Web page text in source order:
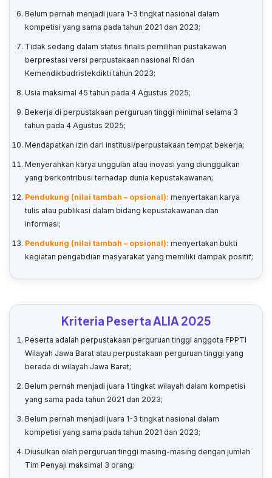
Belum pernah menjadi juara 1-3 tingkat nasional dalam
kompetisi yang sama pada tahun 2021 dan 2023;
Tidak sedang dalam status finalis pemilihan pustakawan
berprestasi versi perpustakaan nasional RI dan
Kemendikbudristekdikti tahun 2023;
Usia maksimal 45 tahun pada 4 Agustus 2025;
Bekerja di perpustakaan perguruan tinggi minimal selama 3
tahun pada 4 Agustus 2025;
Mendapatkan izin dari institusi/perpustakaan tempat bekerja;
Menyerahkan karya unggulan atau inovasi yang diunggulkan
yang berkontribusi terhadap dunia kepustakawanan;
Pendukung (nilai tambah – opsional): menyertakan karya
tulis atau publikasi dalam bidang kepustakawanan dan
informasi;
Pendukung (nilai tambah – opsional): menyertakan bukti
kegiatan pengabdian masyarakat yang memiliki dampak positif;
Kriteria Peserta ALIA 2025
Peserta adalah perpustakaan perguruan tinggi anggota FPPTI
Wilayah Jawa Barat atau perpustakaan perguruan tinggi yang
berada di wilayah Jawa Barat;
Belum pernah menjadi juara 1 tingkat wilayah dalam kompetisi
yang sama pada tahun 2021 dan 2023;
Belum pernah menjadi juara 1-3 tingkat nasional dalam
kompetisi yang sama pada tahun 2021 dan 2023;
Diusulkan oleh perguruan tinggi masing-masing dengan jumlah
Tim Penyaji maksimal 3 orang;